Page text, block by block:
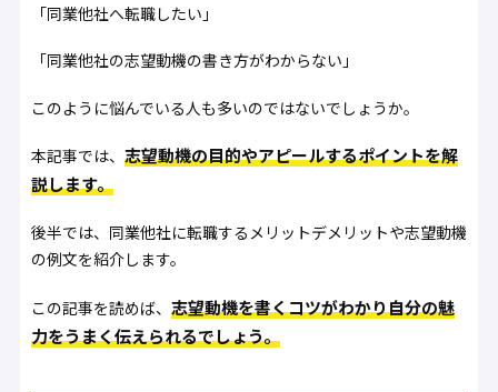
「同業他社へ転職したい」
「同業他社の志望動機の書き方がわからない」
このように悩んでいる人も多いのではないでしょうか。
本記事では、 志望動機の目的やアピールするポイントを解
説します。
後半では、同業他社に転職するメリットデメリットや志望動機
の例文を紹介します。
この記事を読めば、 志望動機を書くコツがわかり自分の魅
力をうまく伝えられるでしょう。